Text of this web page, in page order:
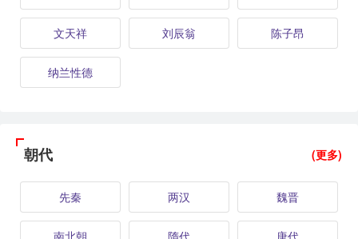
文天祥 刘辰翁 陈子昂
纳兰性德
朝代 (更多)
先秦 两汉 魏晋
南北朝 隋代 唐代